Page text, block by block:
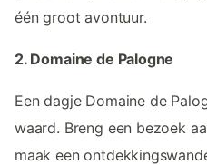
één groot avontuur.
2. Domaine de Palogne
Een dagje Domaine de
waard. Breng een bezoek
maak een